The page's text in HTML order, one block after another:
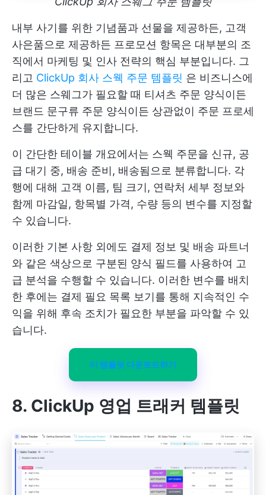
내부 사기를 위한 기념품과 선물을 제공하든, 고객
사은품으로 제공하든 프로모션 항목은 대부분의 조
직에서 마케팅 및 인사 전략의 핵심 부분입니다. 그
리고 ClickUp 회사 스웩 주문 템플릿 은 비즈니스에
더 많은 스웨그가 필요할 때 티셔츠 주문 양식이든
브랜드 문구류 주문 양식이든 상관없이 주문 프로세
스를 간단하게 유지합니다.
이 간단한 테이블 개요에서는 스웩 주문을 신규, 공
급 대기 중, 배송 준비, 배송됨으로 분류합니다. 각
행에 대해 고객 이름, 팀 크기, 연락처 세부 정보와
함께 마감일, 항목별 가격, 수량 등의 변수를 지정할
수 있습니다.
이러한 기본 사항 외에도 결제 정보 및 배송 파트너
와 같은 색상으로 구분된 양식 필드를 사용하여 고
급 분석을 수행할 수 있습니다. 이러한 변수를 배치
한 후에는 결제 필요 목록 보기를 통해 지속적인 수
익을 위해 후속 조치가 필요한 부분을 파악할 수 있
습니다.
이 템플릿 다운로드하기
8. ClickUp 영업 트래커 템플릿